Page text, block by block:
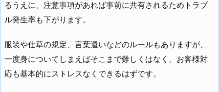
るうえに、注意事項があれば事前に共有されるためトラブ
ル発生率も下がります。
服装や仕草の規定、言葉遣いなどのルールもありますが、
一度身についてしまえばそこまで難しくはなく、お客様対
応も基本的にストレスなくできるはずです。